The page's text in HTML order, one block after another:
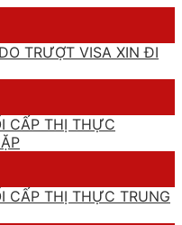
TRƯỢT VISA XIN ĐI
CẤP THỊ THỰC
CẤP THỊ THỰC TRUNG